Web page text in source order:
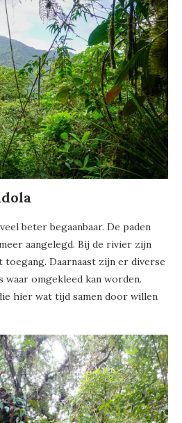
beter begaanbaar. De paden
aangelegd. Bij de rivier zijn
Daarnaast zijn er diverse
waar omgekleed kan worden.
hier wat tijd samen door willen